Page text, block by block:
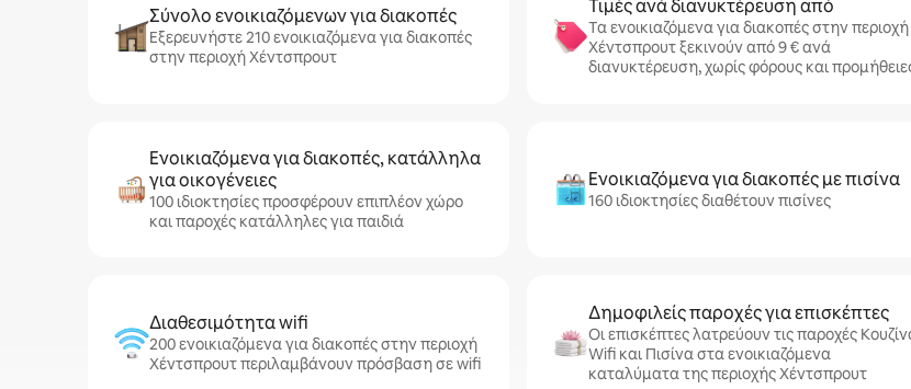
Σύνολο ενοικιαζόμενων για διακοπές
Εξερευνήστε 210 ενοικιαζόμενα για διακοπές
στην περιοχή Χέντσπρουτ
Τιμές ανά διανυκτέρευση από
Τα ενοικιαζόμενα για διακοπές στην περιοχή
Χέντσπρουτ ξεκινούν από 9 € ανά
διανυκτέρευση, χωρίς φόρους και
Ενοικιαζόμενα για διακοπές, κατάλληλα
για οικογένειες
100 ιδιοκτησίες προσφέρουν επιπλέον χώρο
και παροχές κατάλληλες για παιδιά
Ενοικιαζόμενα για διακοπές με πισίνα
160 ιδιοκτησίες διαθέτουν πισίνες
Διαθεσιμότητα wifi
200 ενοικιαζόμενα για διακοπές στην περιοχή
Χέντσπρουτ περιλαμβάνουν πρόσβαση σε wifi
Δημοφιλείς παροχές για επισκέπτες
Οι επισκέπτες λατρεύουν τις παροχές
Wifi και Πισίνα στα ενοικιαζόμενα
καταλύματα της περιοχής Χέντσπρουτ